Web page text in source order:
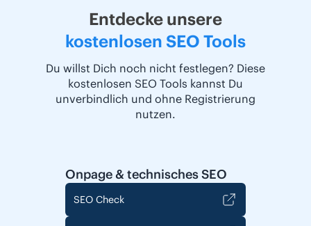
Entdecke unsere
kostenlosen SEO Tools
Du willst Dich noch nicht festlegen? Diese
kostenlosen SEO Tools kannst Du
unverbindlich und ohne Registrierung
nutzen.
Onpage & technisches SEO
SEO Check